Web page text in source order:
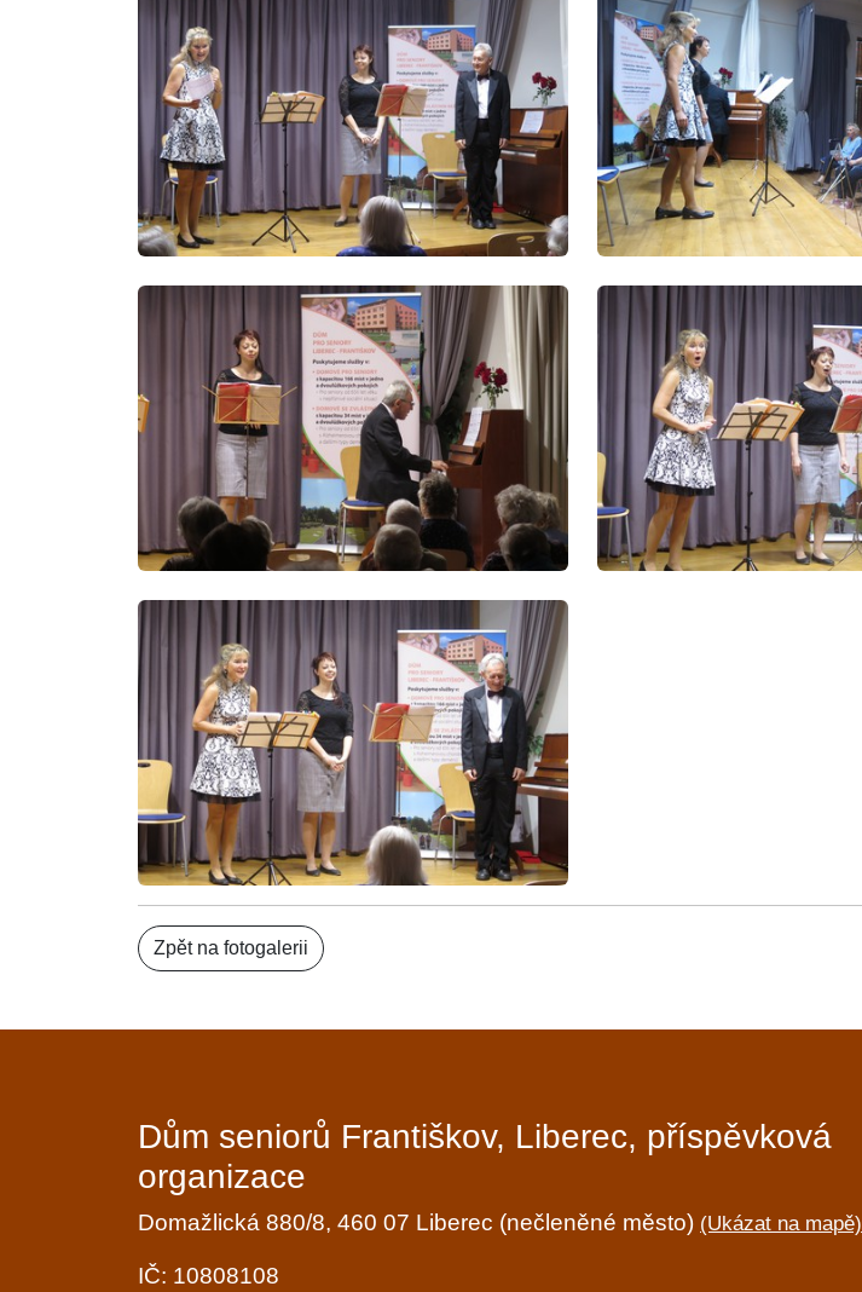
Zpět na fotogalerii
Dům seniorů Františkov, Liberec, příspěvková
organizace
Domažlická 880/8, 460 07 Liberec (nečleněné město) (Ukázat na mapě)
IČ: 10808108